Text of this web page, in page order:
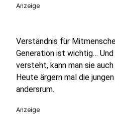
Anzeige
Verständnis für
Generation ist wichtig…
versteht, kann man sie
Heute ärgern mal die
andersrum.
Anzeige